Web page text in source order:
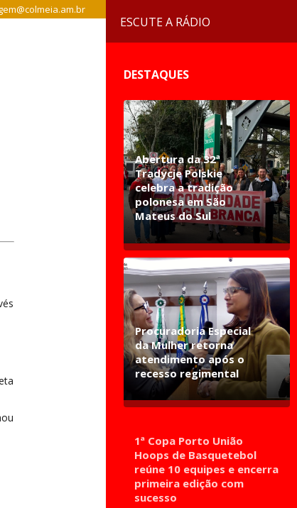
ESCUTE A RÁDIO
DESTAQUES
Abertura da 32ª
Tradycje Polskie
celebra a tradição
polonesa em São
Mateus do Sul
Procuradoria Especial
da Mulher retorna
atendimento após o
recesso regimental
1ª Copa Porto União
Hoops de Basquetebol
reúne 10 equipes e encerra
primeira edição com
sucesso